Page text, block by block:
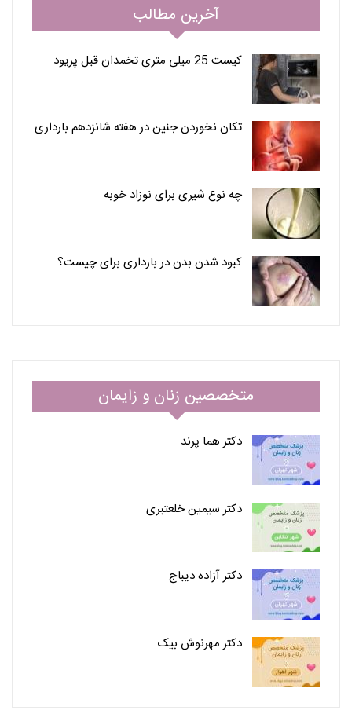
آخرین مطالب
کیست 25 میلی متری تخمدان قبل پریود
تکان نخوردن جنین در هفته شانزدهم بارداری
چه نوع شیری برای نوزاد خوبه
کبود شدن بدن در بارداری برای چیست؟
متخصصین زنان و زایمان
دکتر هما پرند
دکتر سیمین خلعتبری
دکتر آزاده دیباج
دکتر مهرنوش بیک